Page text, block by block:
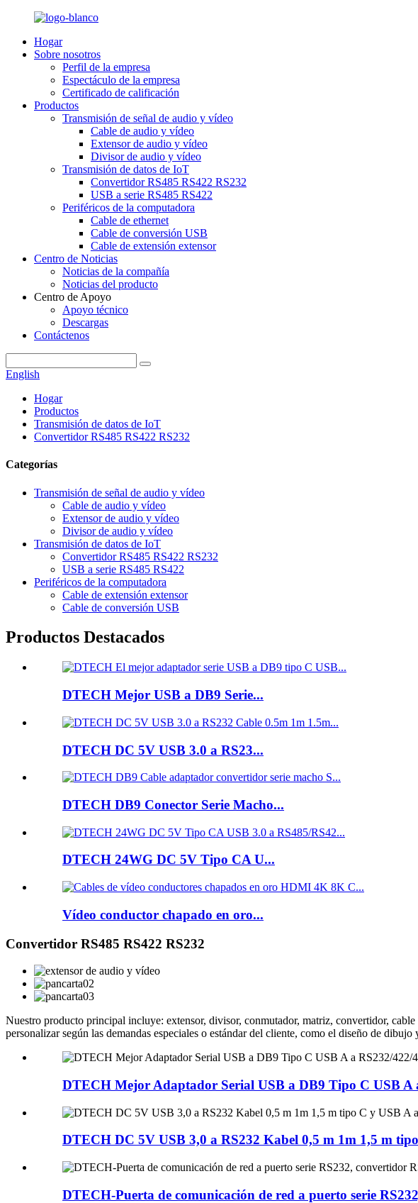
Hogar
Sobre nosotros
Perfil de la empresa
Espectáculo de la empresa
Certificado de calificación
Productos
Transmisión de señal de audio y vídeo
Cable de audio y vídeo
Extensor de audio y vídeo
Divisor de audio y vídeo
Transmisión de datos de IoT
Convertidor RS485 RS422 RS232
USB a serie RS485 RS422
Periféricos de la computadora
Cable de ethernet
Cable de conversión USB
Cable de extensión extensor
Centro de Noticias
Noticias de la compañía
Noticias del producto
Centro de Apoyo
Apoyo técnico
Descargas
Contáctenos
English
Hogar
Productos
Transmisión de datos de IoT
Convertidor RS485 RS422 RS232
Categorías
Transmisión de señal de audio y vídeo
Cable de audio y vídeo
Extensor de audio y vídeo
Divisor de audio y vídeo
Transmisión de datos de IoT
Convertidor RS485 RS422 RS232
USB a serie RS485 RS422
Periféricos de la computadora
Cable de extensión extensor
Cable de conversión USB
Productos Destacados
DTECH Mejor USB a DB9 Serie...
DTECH DC 5V USB 3.0 a RS23...
DTECH DB9 Conector Serie Macho...
DTECH 24WG DC 5V Tipo CA U...
Vídeo conductor chapado en oro...
Convertidor RS485 RS422 RS232
Nuestro producto principal incluye: extensor, divisor, conmutador, matriz, convertidor,
personalizar según las demandas especiales o estándar del cliente, como el diseño de
DTECH Mejor Adaptador Serial USB a DB9 Tipo C USB A
DTECH DC 5V USB 3,0 a RS232 Kabel 0,5 m 1m 1,5 m
DTECH-Puerta de comunicación de red a puerto serie